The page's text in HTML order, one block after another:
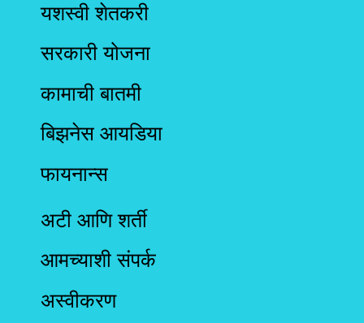
यशस्वी शेतकरी
सरकारी योजना
कामाची बातमी
बिझनेस आयडिया
फायनान्स
अटी आणि शर्ती
आमच्याशी संपर्क
अस्वीकरण